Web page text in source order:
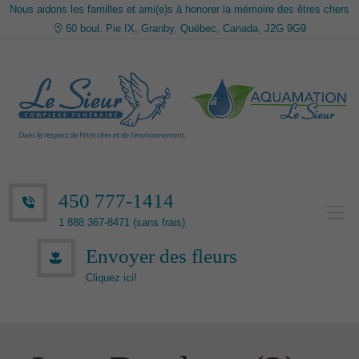
Nous aidons les familles et ami(e)s à honorer la mémoire des êtres chers
60 boul. Pie IX, Granby, Québec, Canada, J2G 9G9
450 777-1414
1 888 367-8471 (sans frais)
Envoyer des fleurs
Cliquez ici!